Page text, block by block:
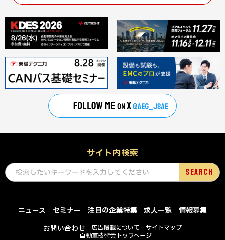
サイト内検索
ニュース セミナー 注目の企業特集 求人一覧
情報募集
お問い合わせ
広告掲載について
サイトマップ
自動車技術会トップページ